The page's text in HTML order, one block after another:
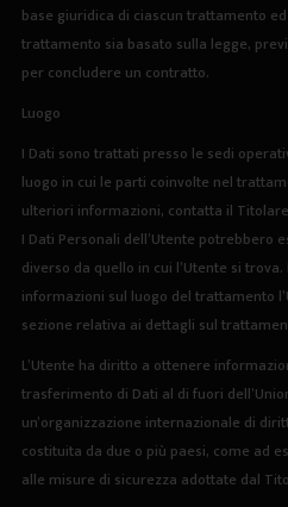
base giuridica di ciascun trattamento
trattamento sia basato sulla legge,
per concludere un contratto.
Luogo
I Dati sono trattati presso le sedi
luogo in cui le parti coinvolte nel
ulteriori informazioni, contatta il
I Dati Personali dell’Utente potrebbero
diverso da quello in cui l’Utente si
informazioni sul luogo del trattamento
sezione relativa ai dettagli sul
L’Utente ha diritto a ottenere
trasferimento di Dati al di fuori
un’organizzazione internazionale di
costituita da due o più paesi, come ad
alle misure di sicurezza adottate dal